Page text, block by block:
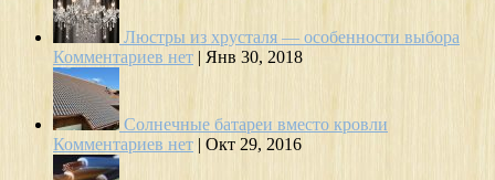
Люстры из хрусталя — особенности выбора
Комментариев нет | Янв 30, 2018
Солнечные батареи вместо кровли
Комментариев нет | Окт 29, 2016